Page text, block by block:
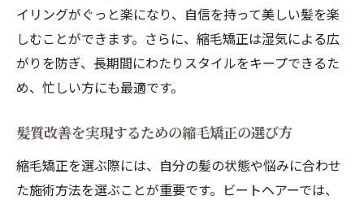
イリングがぐっと楽になり、自信を持って美しい髪を楽
しむことができます。さらに、縮毛矯正は湿気による広
がりを防ぎ、長期間にわたりスタイルをキープできるた
め、忙しい方にも最適です。
髪質改善を実現するための縮毛矯正の選び方
縮毛矯正を選ぶ際には、自分の髪の状態や悩みに合わせ
た施術方法を選ぶことが重要です。ビートヘアーでは、